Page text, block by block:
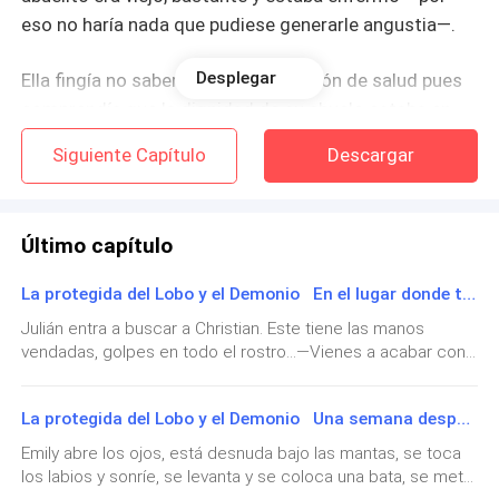
eso no haría nada que pudiese generarle angustia—.
Ella fingía no saber sobre su condición de salud pues
juego. Él se avergonzaría de estar mal, pues él era así,
entonces, verla de novia ese día sería quizás su única
Aunque sencillo tampoco era todo aquello pues su
verdad que las cosas resultasen bien.
Una lágrima se le escapó mientras acariciaba los
parecía, aunque engañaban a todos verse a sí misma
vestida así la ponía triste. Nadie podría convencerla
de no “casarse” pues con esa boda su madre la
Desplegar
Siguiente Capítulo Descargar
Último capítulo
La protegida del Lobo y el Demonio En el lugar donde tienen a Christian...
Julián entra a buscar a Christian. Este tiene las manos
vendadas, golpes en todo el rostro...—Vienes a acabar con
La protegida del Lobo y el Demonio Una semana después
Emily abre los ojos, está desnuda bajo las mantas, se toca
los labios y sonríe, se levanta y se coloca una bata, se mete